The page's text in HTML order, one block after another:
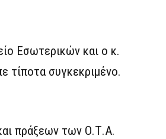
Εσωτερικών και ο κ.
τίποτα συγκεκριμένο.
πράξεων των Ο.Τ.Α.